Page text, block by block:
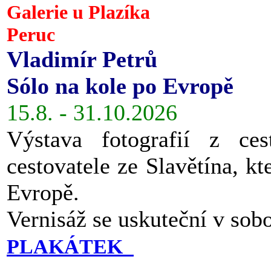
Galerie u Plazíka
Peruc
Vladimír Petrů
Sólo na kole po Evropě
15.8. - 31.10.2026
Výstava fotografií z
cestovatele ze Slavětína,
Evropě.
Vernisáž se uskuteční v
PLAKÁTEK